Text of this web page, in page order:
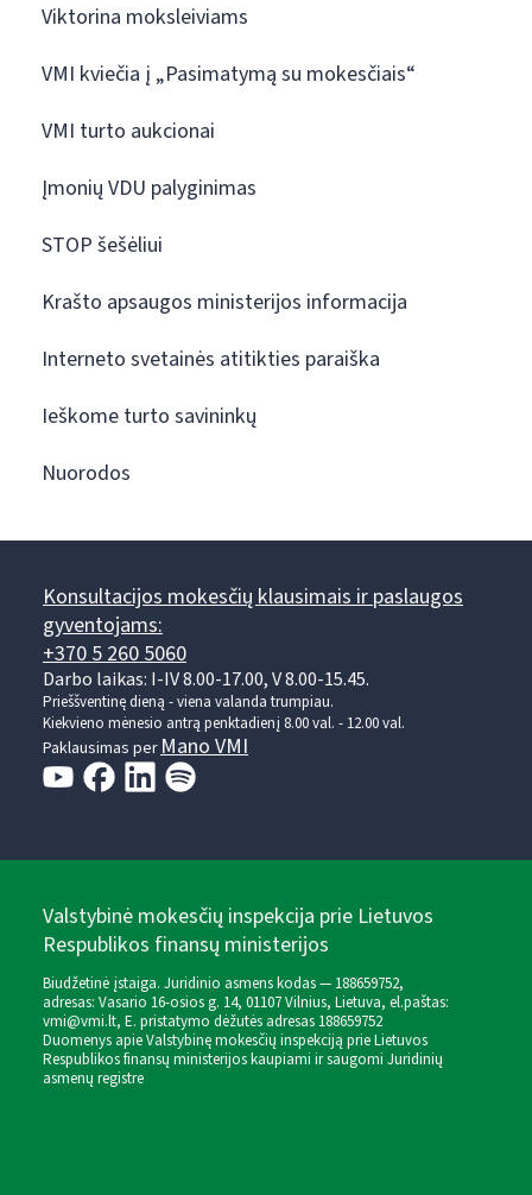
Viktorina moksleiviams
VMI kviečia į „Pasimatymą su mokesčiais“
VMI turto aukcionai
Įmonių VDU palyginimas
STOP šešėliui
Krašto apsaugos ministerijos informacija
Interneto svetainės atitikties paraiška
Ieškome turto savininkų
Nuorodos
Konsultacijos mokesčių klausimais ir paslaugos
gyventojams:
+370 5 260 5060
Darbo laikas: I-IV 8.00-17.00, V 8.00-15.45.
Prieššventinę dieną - viena valanda trumpiau.
Kiekvieno mėnesio antrą penktadienį 8.00 val. - 12.00 val.
Paklausimas per Mano VMI
Valstybinė mokesčių inspekcija prie Lietuvos
Respublikos finansų ministerijos
Biudžetinė įstaiga. Juridinio asmens kodas — 188659752,
adresas: Vasario 16-osios g. 14, 01107 Vilnius, Lietuva, el.paštas:
vmi@vmi.lt, E. pristatymo dėžutės adresas 188659752
Duomenys apie Valstybinę mokesčių inspekciją prie Lietuvos
Respublikos finansų ministerijos kaupiami ir saugomi Juridinių
asmenų registre